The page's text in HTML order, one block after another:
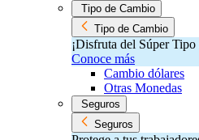
Tipo de Cambio
Tipo de Cambio
¡Disfruta del Súper
Conoce más
Cambio dólares
Otras Monedas
Seguros
Seguros